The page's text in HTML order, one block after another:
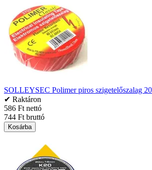
SOLLEYSEC Polimer piros szigetelőszalag
✔ Raktáron
586 Ft nettó
744 Ft bruttó
Kosárba